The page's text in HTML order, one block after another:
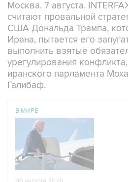
Москва. 7 августа.
считают провальной
США Дональда Трампа,
Ирана, пытается его
выполнить взятые
урегулирования
иранского парламента
Галибаф.
В МИРЕ